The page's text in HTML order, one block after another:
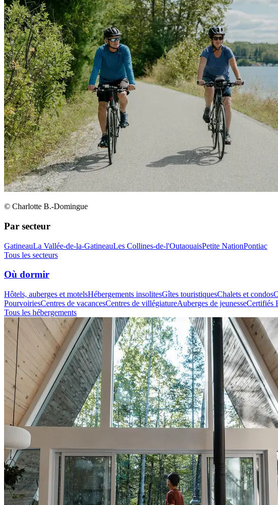
© Charlotte B.-Domingue
Par secteur
GatineauLa Vallée-de-la-GatineauLes Collines-de-l'OutaouaisPetite NationPontiac
Tous les secteurs
Où dormir
Hôtels, auberges et motelsHébergements insolitesGîtes touristiquesChalets et condos
PourvoiriesCentres de vacancesCentres de villégiatureAuberges de jeunesseCertifiés
Tous les hébergements